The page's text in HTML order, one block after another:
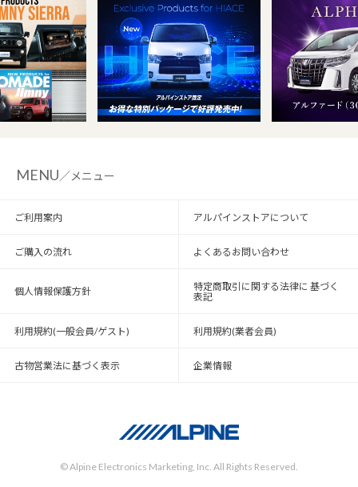
MENU／メニュー
ご利用案内 アルパインストアについて
ご購入の流れ よくあるお問い合わせ
個人情報保護方針
特定商取引に関する法律に 基づく
表記
利用規約(一般会員/ゲスト) 利用規約(業者会員)
古物営業法に基づく表示 企業情報
© Alpine Electronics Marketing, Inc. All Rights Reserved.